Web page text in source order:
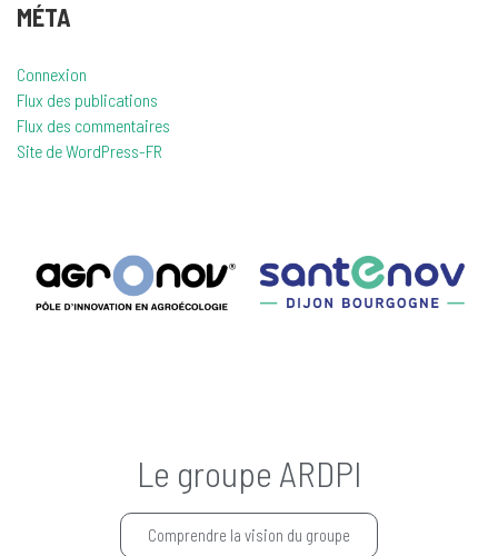
MÉTA
Connexion
Flux des publications
Flux des commentaires
Site de WordPress-FR
Le groupe ARDPI
Comprendre la vision du groupe